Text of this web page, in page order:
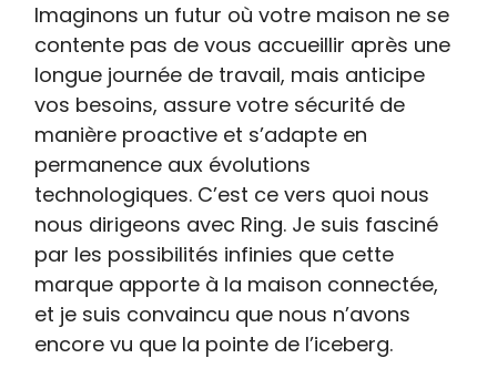
Imaginons un futur où votre maison ne se
contente pas de vous accueillir après une
longue journée de travail, mais anticipe
vos besoins, assure votre sécurité de
manière proactive et s’adapte en
permanence aux évolutions
technologiques. C’est ce vers quoi nous
nous dirigeons avec Ring. Je suis fasciné
par les possibilités infinies que cette
marque apporte à la maison connectée,
et je suis convaincu que nous n’avons
encore vu que la pointe de l’iceberg.